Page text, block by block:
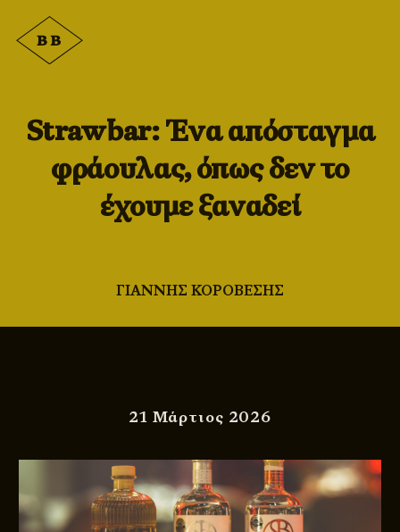
Strawbar: Ένα απόσταγμα
φράουλας, όπως δεν το
έχουμε ξαναδεί
ΓΙΑΝΝΗΣ ΚΟΡΟΒΕΣΗΣ
21 Μάρτιος 2026